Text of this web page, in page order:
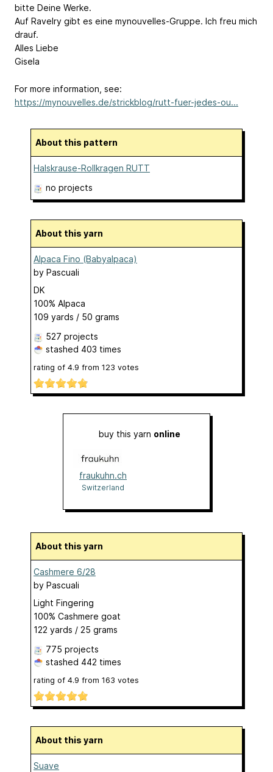
bitte Deine Werke.
Auf Ravelry gibt es eine mynouvelles-Gruppe. Ich freu mich
drauf.
Alles Liebe
Gisela
For more information, see:
https://mynouvelles.de/strickblog/rutt-fuer-jedes-ou...
About this pattern
Halskrause-Rollkragen RUTT
no projects
About this yarn
Alpaca Fino (Babyalpaca)
by Pascuali
DK
100% Alpaca
109 yards / 50 grams
527 projects
stashed 403 times
rating of 4.9 from 123 votes
buy this yarn online
fraukuhn.ch
Switzerland
About this yarn
Cashmere 6/28
by Pascuali
Light Fingering
100% Cashmere goat
122 yards / 25 grams
775 projects
stashed 442 times
rating of 4.9 from 163 votes
About this yarn
Suave